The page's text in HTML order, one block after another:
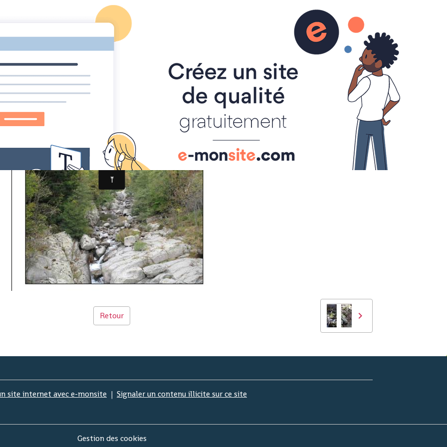
T2008W
Retour
site internet avec e-monsite Signaler un contenu illicite sur ce site
Gestion des cookies